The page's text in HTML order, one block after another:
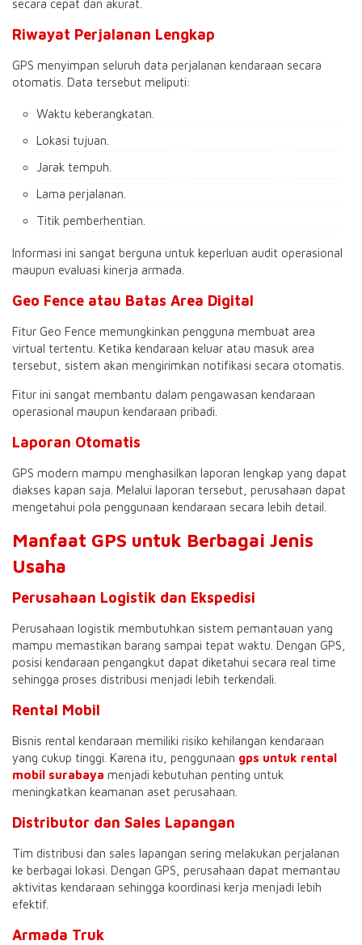
secara cepat dan akurat.
Riwayat Perjalanan Lengkap
GPS menyimpan seluruh data perjalanan kendaraan secara
otomatis. Data tersebut meliputi:
Waktu keberangkatan.
Lokasi tujuan.
Jarak tempuh.
Lama perjalanan.
Titik pemberhentian.
Informasi ini sangat berguna untuk keperluan audit operasional
maupun evaluasi kinerja armada.
Geo Fence atau Batas Area Digital
Fitur Geo Fence memungkinkan pengguna membuat area
virtual tertentu. Ketika kendaraan keluar atau masuk area
tersebut, sistem akan mengirimkan notifikasi secara otomatis.
Fitur ini sangat membantu dalam pengawasan kendaraan
operasional maupun kendaraan pribadi.
Laporan Otomatis
GPS modern mampu menghasilkan laporan lengkap yang dapat
diakses kapan saja. Melalui laporan tersebut, perusahaan dapat
mengetahui pola penggunaan kendaraan secara lebih detail.
Manfaat GPS untuk Berbagai Jenis
Usaha
Perusahaan Logistik dan Ekspedisi
Perusahaan logistik membutuhkan sistem pemantauan yang
mampu memastikan barang sampai tepat waktu. Dengan GPS,
posisi kendaraan pengangkut dapat diketahui secara real time
sehingga proses distribusi menjadi lebih terkendali.
Rental Mobil
Bisnis rental kendaraan memiliki risiko kehilangan kendaraan
yang cukup tinggi. Karena itu, penggunaan gps untuk rental
mobil surabaya menjadi kebutuhan penting untuk
meningkatkan keamanan aset perusahaan.
Distributor dan Sales Lapangan
Tim distribusi dan sales lapangan sering melakukan perjalanan
ke berbagai lokasi. Dengan GPS, perusahaan dapat memantau
aktivitas kendaraan sehingga koordinasi kerja menjadi lebih
efektif.
Armada Truk